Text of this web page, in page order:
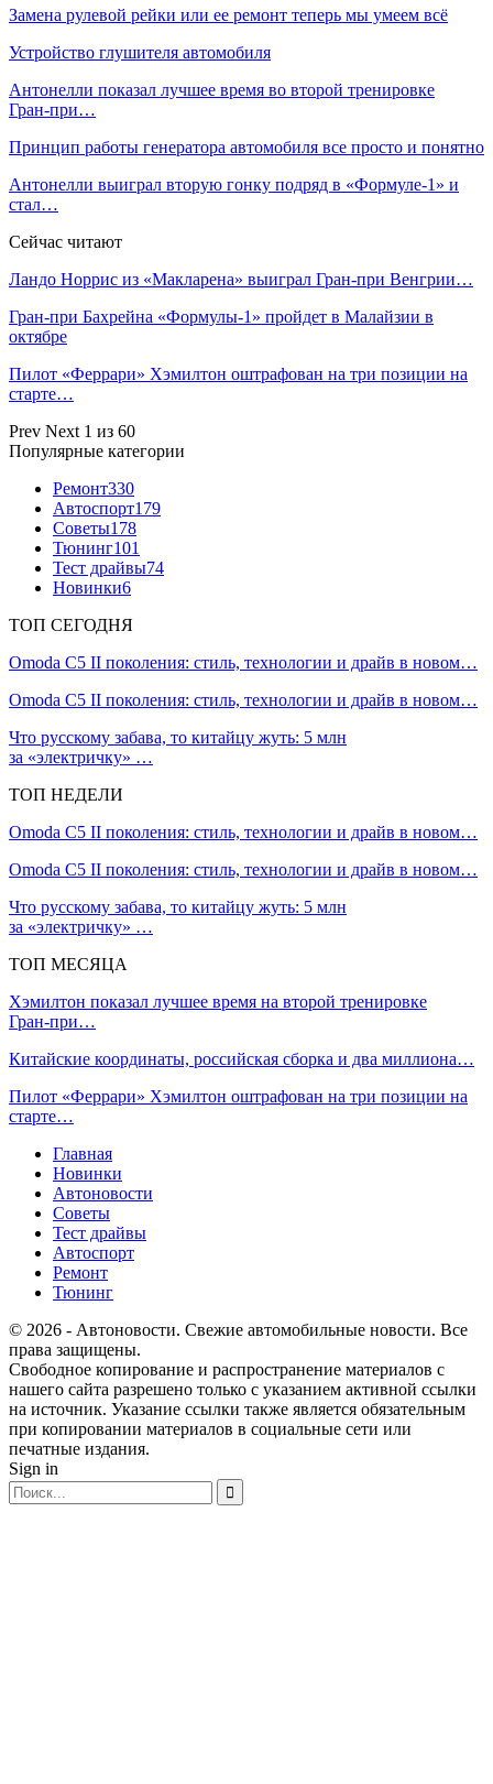
Замена рулевой рейки или ее ремонт теперь мы умеем всё
Устройство глушителя автомобиля
Антонелли показал лучшее время во второй тренировке
Гран‑при…
Принцип работы генератора автомобиля все просто и понятно
Антонелли выиграл вторую гонку подряд в «Формуле‑1» и
стал…
Сейчас читают
Ландо Норрис из «Макларена» выиграл Гран‑при Венгрии…
Гран‑при Бахрейна «Формулы‑1» пройдет в Малайзии в
октябре
Пилот «Феррари» Хэмилтон оштрафован на три позиции на
старте…
Prev Next 1 из 60
Популярные категории
Ремонт330
Автоспорт179
Советы178
Тюнинг101
Тест драйвы74
Новинки6
ТОП СЕГОДНЯ
Omoda C5 II поколения: стиль, технологии и драйв в новом…
Omoda C5 II поколения: стиль, технологии и драйв в новом…
Что русскому забава, то китайцу жуть: 5 млн
за «электричку» …
ТОП НЕДЕЛИ
Omoda C5 II поколения: стиль, технологии и драйв в новом…
Omoda C5 II поколения: стиль, технологии и драйв в новом…
Что русскому забава, то китайцу жуть: 5 млн
за «электричку» …
ТОП МЕСЯЦА
Хэмилтон показал лучшее время на второй тренировке
Гран‑при…
Китайские координаты, российская сборка и два миллиона…
Пилот «Феррари» Хэмилтон оштрафован на три позиции на
старте…
Главная
Новинки
Автоновости
Советы
Тест драйвы
Автоспорт
Ремонт
Тюнинг
© 2026 - Автоновости. Свежие автомобильные новости. Все
права защищены.
Свободное копирование и распространение материалов с
нашего сайта разрешено только с указанием активной ссылки
на источник. Указание ссылки также является обязательным
при копировании материалов в социальные сети или
печатные издания.
Sign in